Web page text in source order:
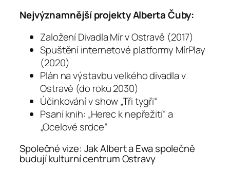
Nejvýznamnější projekty Alberta Čuby:
Založení Divadla Mír v Ostravě (2017)
Spuštění internetové platformy MírPlay
(2020)
Plán na výstavbu velkého divadla v
Ostravě (do roku 2030)
Účinkování v show „Tři tygři“
Psaní knih: „Herec k nepřežití“ a
„Ocelové srdce“
Společné vize: Jak Albert a Ewa společně
budují kulturní centrum Ostravy